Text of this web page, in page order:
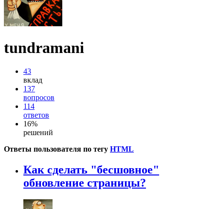
tundramani
43
вклад
137
вопросов
114
ответов
16%
решений
Ответы пользователя по тегу HTML
Как сделать "бесшовное"
обновление страницы?